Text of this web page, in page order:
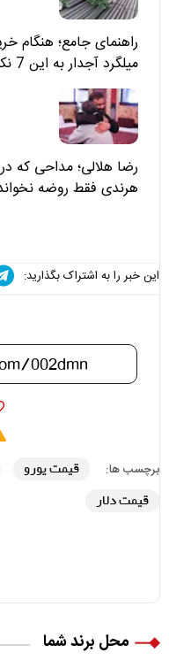
راهنمای جامع؛ هنگام
میلگرد
توجه کنید
رضا هلالی؛ مداحی که در
هرندی فقط روضه
این خبر را به اشتراک بگذارید:
برچسب ها: قیمت یورو
قیمت دلار
محل برند شما